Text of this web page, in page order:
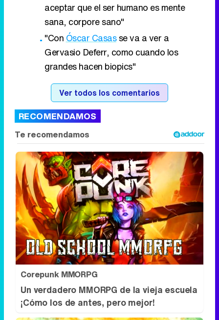
aceptar que el ser humano es mente
sana, corpore sano"
"Con Óscar Casasse va a ver a
Gervasio Deferr, como cuando los
grandes hacen biopics"
Ver todos los comentarios
RECOMENDAMOS
Corepunk MMORPG
Un verdadero MMORPG de la vieja escuela
¡Cómo los de antes, pero mejor!